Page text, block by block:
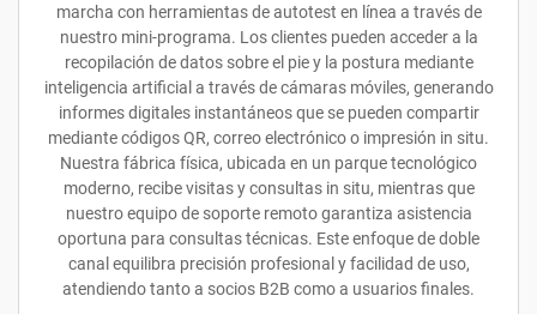
marcha con herramientas de autotest en línea a través de
nuestro mini-programa. Los clientes pueden acceder a la
recopilación de datos sobre el pie y la postura mediante
inteligencia artificial a través de cámaras móviles, generando
informes digitales instantáneos que se pueden compartir
mediante códigos QR, correo electrónico o impresión in situ.
Nuestra fábrica física, ubicada en un parque tecnológico
moderno, recibe visitas y consultas in situ, mientras que
nuestro equipo de soporte remoto garantiza asistencia
oportuna para consultas técnicas. Este enfoque de doble
canal equilibra precisión profesional y facilidad de uso,
atendiendo tanto a socios B2B como a usuarios finales.